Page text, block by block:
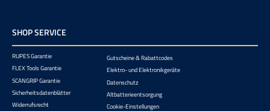
SHOP SERVICE
RUPES Garantie
FLEX Tools Garantie
SCANGRIP Garantie
Sicherheitsdatenblätter
Widerrufsrecht
Gutscheine & Rabattcodes
Elektro- und Elektronikgeräte
Datenschutz
Altbatterieentsorgung
Cookie-Einstellungen